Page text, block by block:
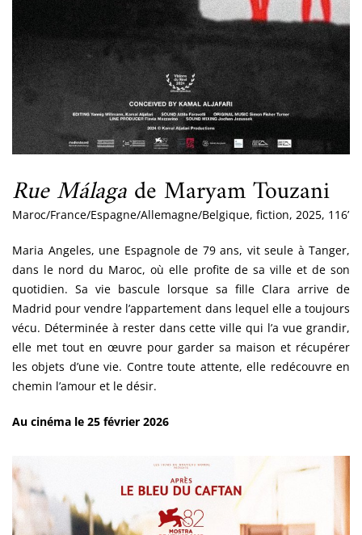
Rue Málagade Maryam Touzani
Maroc/France/Espagne/Allemagne/Belgique, fiction, 2025, 116’
Maria Angeles, une Espagnole de 79 ans, vit seule à Tanger,
dans le nord du Maroc, où elle profite de sa ville et de son
quotidien. Sa vie bascule lorsque sa fille Clara arrive de
Madrid pour vendre l’appartement dans lequel elle a toujours
vécu. Déterminée à rester dans cette ville qui l’a vue grandir,
elle met tout en œuvre pour garder sa maison et récupérer
les objets d’une vie. Contre toute attente, elle redécouvre en
chemin l’amour et le désir.
Au cinéma le 25 février 2026